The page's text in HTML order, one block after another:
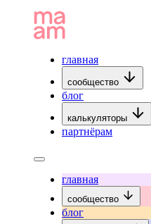
главная
сообщество
блог
калькуляторы
партнёрам
главная
сообщество
блог